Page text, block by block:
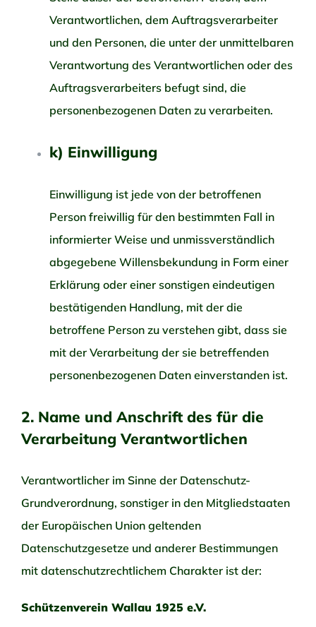
Verantwortlichen, dem Auftragsverarbeiter
und den Personen, die unter der unmittelbaren
Verantwortung des Verantwortlichen oder des
Auftragsverarbeiters befugt sind, die
personenbezogenen Daten zu verarbeiten.
k) Einwilligung
Einwilligung ist jede von der betroffenen
Person freiwillig für den bestimmten Fall in
informierter Weise und unmissverständlich
abgegebene Willensbekundung in Form einer
Erklärung oder einer sonstigen eindeutigen
bestätigenden Handlung, mit der die
betroffene Person zu verstehen gibt, dass sie
mit der Verarbeitung der sie betreffenden
personenbezogenen Daten einverstanden ist.
2. Name und Anschrift des für die
Verarbeitung Verantwortlichen
Verantwortlicher im Sinne der Datenschutz-
Grundverordnung, sonstiger in den Mitgliedstaaten
der Europäischen Union geltenden
Datenschutzgesetze und anderer Bestimmungen
mit datenschutzrechtlichem Charakter ist der:
Schützenverein Wallau 1925 e.V.